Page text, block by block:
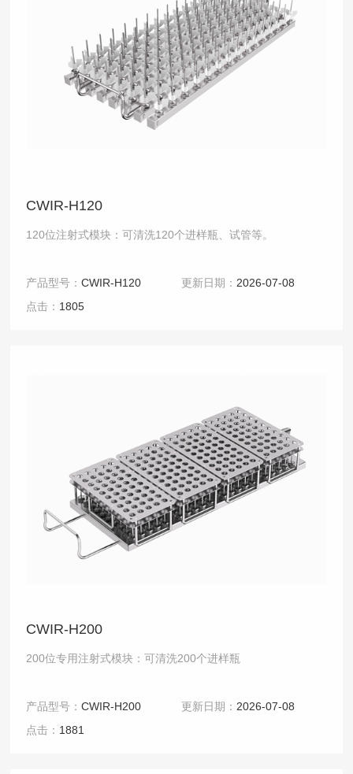
CWIR-H120
120位注射式模块：可清洗120个进样瓶、试管等。
产品型号：CWIR-H120 更新日期： 2026-07-08
点击： 1805
CWIR-H200
200位专用注射式模块：可清洗200个进样瓶
产品型号：CWIR-H200 更新日期： 2026-07-08
点击： 1881